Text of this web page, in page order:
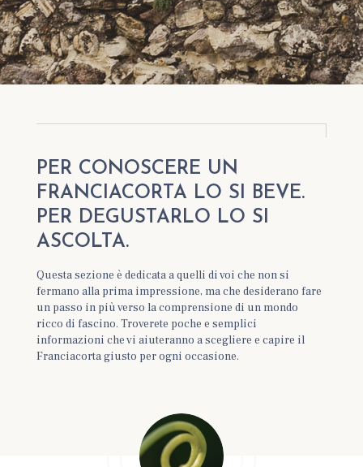
PER CONOSCERE UN
FRANCIACORTA LO SI BEVE.
PER DEGUSTARLO LO SI
ASCOLTA.
Questa sezione è dedicata a quelli di voi che non si
fermano alla prima impressione, ma che desiderano fare
un passo in più verso la comprensione di un mondo
ricco di fascino. Troverete poche e semplici
informazioni che vi aiuteranno a scegliere e capire il
Franciacorta giusto per ogni occasione.